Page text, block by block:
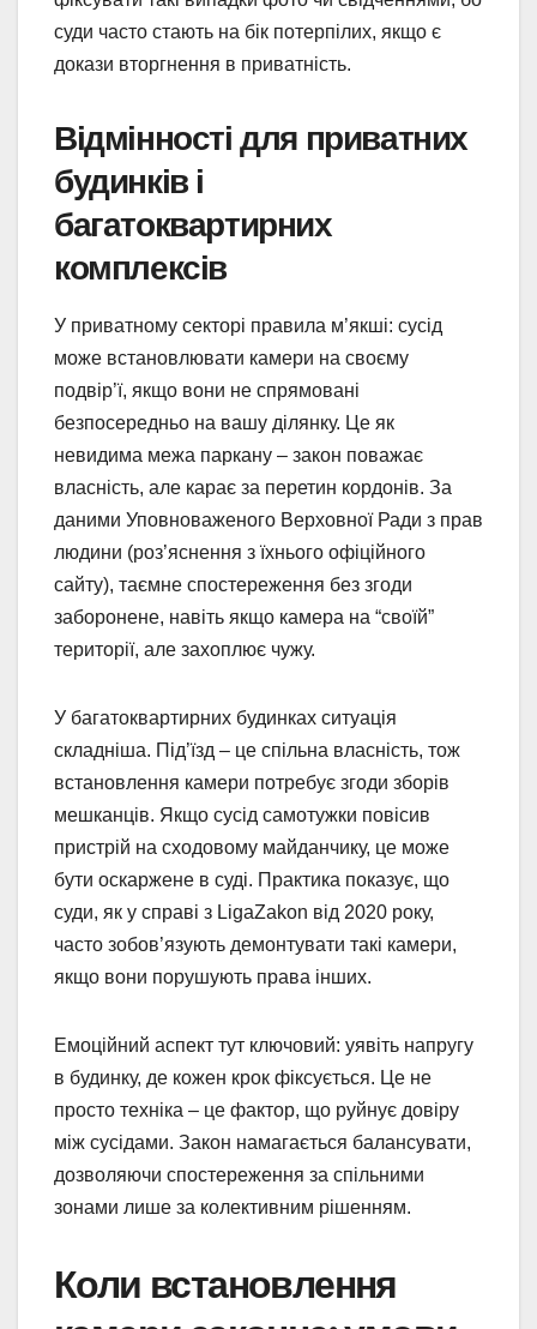
суди часто стають на бік потерпілих, якщо є
докази вторгнення в приватність.
Відмінності для приватних
будинків і
багатоквартирних
комплексів
У приватному секторі правила м’якші: сусід
може встановлювати камери на своєму
подвір’ї, якщо вони не спрямовані
безпосередньо на вашу ділянку. Це як
невидима межа паркану – закон поважає
власність, але карає за перетин кордонів. За
даними Уповноваженого Верховної Ради з прав
людини (роз’яснення з їхнього офіційного
сайту), таємне спостереження без згоди
заборонене, навіть якщо камера на “своїй”
території, але захоплює чужу.
У багатоквартирних будинках ситуація
складніша. Під’їзд – це спільна власність, тож
встановлення камери потребує згоди зборів
мешканців. Якщо сусід самотужки повісив
пристрій на сходовому майданчику, це може
бути оскаржене в суді. Практика показує, що
суди, як у справі з LigaZakon від 2020 року,
часто зобов’язують демонтувати такі камери,
якщо вони порушують права інших.
Емоційний аспект тут ключовий: уявіть напругу
в будинку, де кожен крок фіксується. Це не
просто техніка – це фактор, що руйнує довіру
між сусідами. Закон намагається балансувати,
дозволяючи спостереження за спільними
зонами лише за колективним рішенням.
Коли встановлення